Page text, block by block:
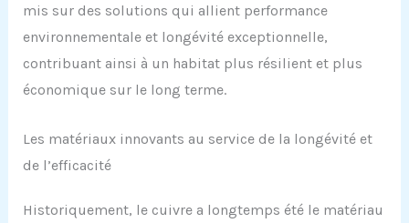
mis sur des solutions qui allient performance
environnementale et longévité exceptionnelle,
contribuant ainsi à un habitat plus résilient et plus
économique sur le long terme.
Les matériaux innovants au service de la longévité et
de l’efficacité
Historiquement, le cuivre a longtemps été le matériau